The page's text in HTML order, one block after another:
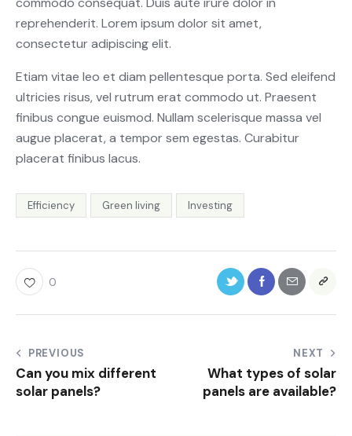
reprehenderit. Lorem ipsum dolor sit amet,
consectetur adipiscing elit.
Etiam vitae leo et diam pellentesque porta. Sed eleifend
ultricies risus, vel rutrum erat commodo ut. Praesent
finibus congue euismod. Nullam scelerisque massa vel
augue placerat, a tempor sem egestas. Curabitur
placerat finibus lacus.
Efficiency Green living Investing
0
PREVIOUS
Can you mix different
solar panels?
NEXT
What types of solar
panels are available?